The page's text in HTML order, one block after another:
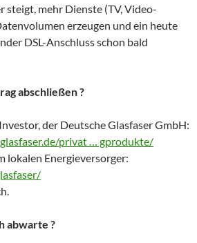
steigt, mehr Dienste (TV, Video-
erzeugen und ein heute
DSL-Anschluss schon bald
abschließen ?
der Deutsche Glasfaser GmbH:
privat … gprodukte/
lokalen Energieversorger:
abwarte ?